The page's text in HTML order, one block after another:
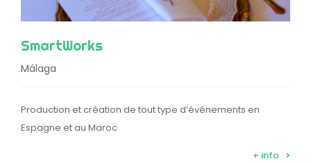
SmartWorks
Málaga
Production et création de tout type d’événements en
Espagne et au Maroc
+ info